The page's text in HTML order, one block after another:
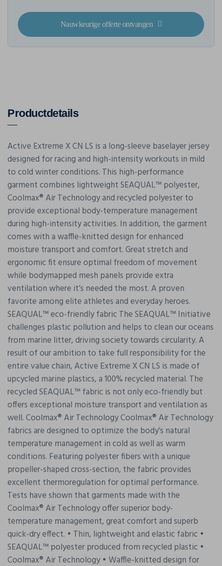
Nauwkeurige offerte ontvangen
Productdetails
Active Extreme X CN LS is a long-sleeve baselayer jersey
designed for racing and high-intensity workouts in mild
to cold winter conditions. This high-performance
garment combines lightweight SEAQUAL™ polyester,
Coolmax® Air Technology and recycled polyester to
provide exceptional body-temperature management
during high-intensity activities. In addition, the garment
comes with a waffle-knitted design for enhanced
moisture transport and comfort. Great stretch and
ergonomic fit ensure optimal freedom of movement
while bodymapped mesh panels provide extra
ventilation where it’s needed the most. A proven
favorite among elite athletes and everyday heroes.
SEAQUAL™ eco-friendly fabric The SEAQUAL™ Initiative
challenges plastic pollution and helps to clean our oceans
from marine litter, driving society towards circularity. A
result of our ambition to take full responsibility for the
entire value chain, Active Extreme X CN LS is made of
upcycled marine plastics, a 100% recycled material. The
recycled SEAQUAL™ fabric is not only eco-friendly but
offers exceptional moisture transport and ventilation as
well. Coolmax® Air Technology Coolmax® Air Technology
fabrics are designed to optimize the body’s natural
temperature management in cold as well as warm
conditions. Featuring polyester fibers with a unique
propeller-shaped cross-section, the fabric provides
excellent thermoregulation for optimal performance.
Tests have shown that garments made with the
Coolmax® Air Technology offer superior body-
temperature management, great comfort and superb
quick-dry effect. • Thin, lightweight and elastic fabric •
SEAQUAL™ polyester produced from recycled plastic •
Coolmax® Air Technology • Waffle-knitted design for